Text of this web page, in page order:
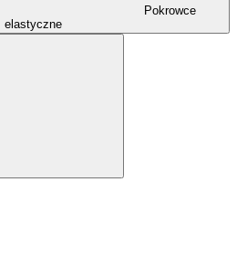
Pokrowce
elastyczne